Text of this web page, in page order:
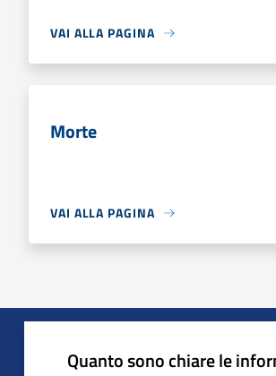
VAI ALLA PAGINA
Morte
VAI ALLA PAGINA
Quanto sono chiare le